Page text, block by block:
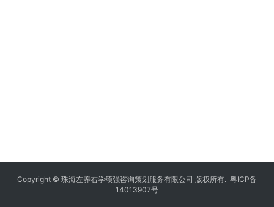
Copyright © 珠海左养右学颂强咨询策划服务有限公司 版权所有. 粤ICP备
14013907号